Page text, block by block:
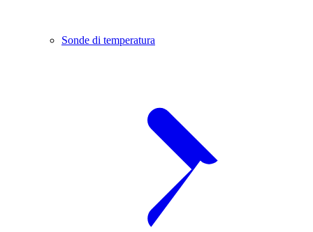
Sonde di temperatura